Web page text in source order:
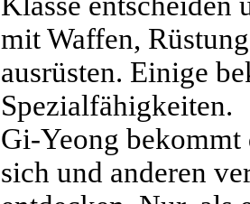
mit Waffen,
ausrüsten. Einige
Spezialfähigkeiten.
Gi-Yeong
sich und anderen